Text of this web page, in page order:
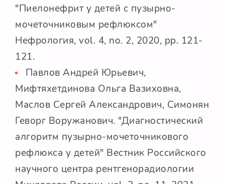
"Пиелонефрит у детей с пузырно-
мочеточниковым рефлюксом"
Нефрология, vol. 4, no. 2, 2020, pp. 121-
121.
Павлов Андрей Юрьевич,
Мифтяхетдинова Ольга Вазиховна,
Маслов Сергей Александрович, Симонян
Геворг Воружанович. "Диагностический
алгоритм пузырно-мочеточникового
рефлюкса у детей" Вестник Российского
научного центра рентгенорадиологии